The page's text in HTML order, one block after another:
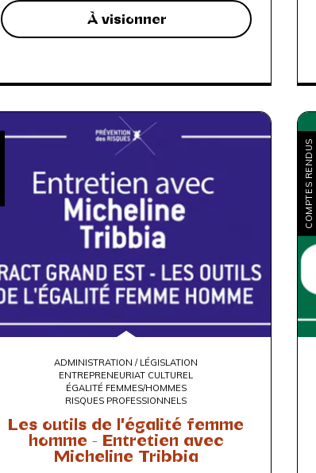
À visionner
ADMINISTRATION / LÉGISLATION
ENTREPRENEURIAT CULTUREL
ÉGALITÉ FEMMES/HOMMES
RISQUES PROFESSIONNELS
Les outils de l'égalité femme
homme - Entretien avec
Micheline Tribbia
COMPTES RENDUS